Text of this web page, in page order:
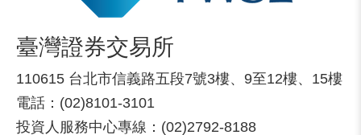
臺灣證券交易所
110615 台北市信義路五段7號3樓、9至12樓、15樓
電話：(02)8101-3101
投資人服務中心專線：(02)2792-8188